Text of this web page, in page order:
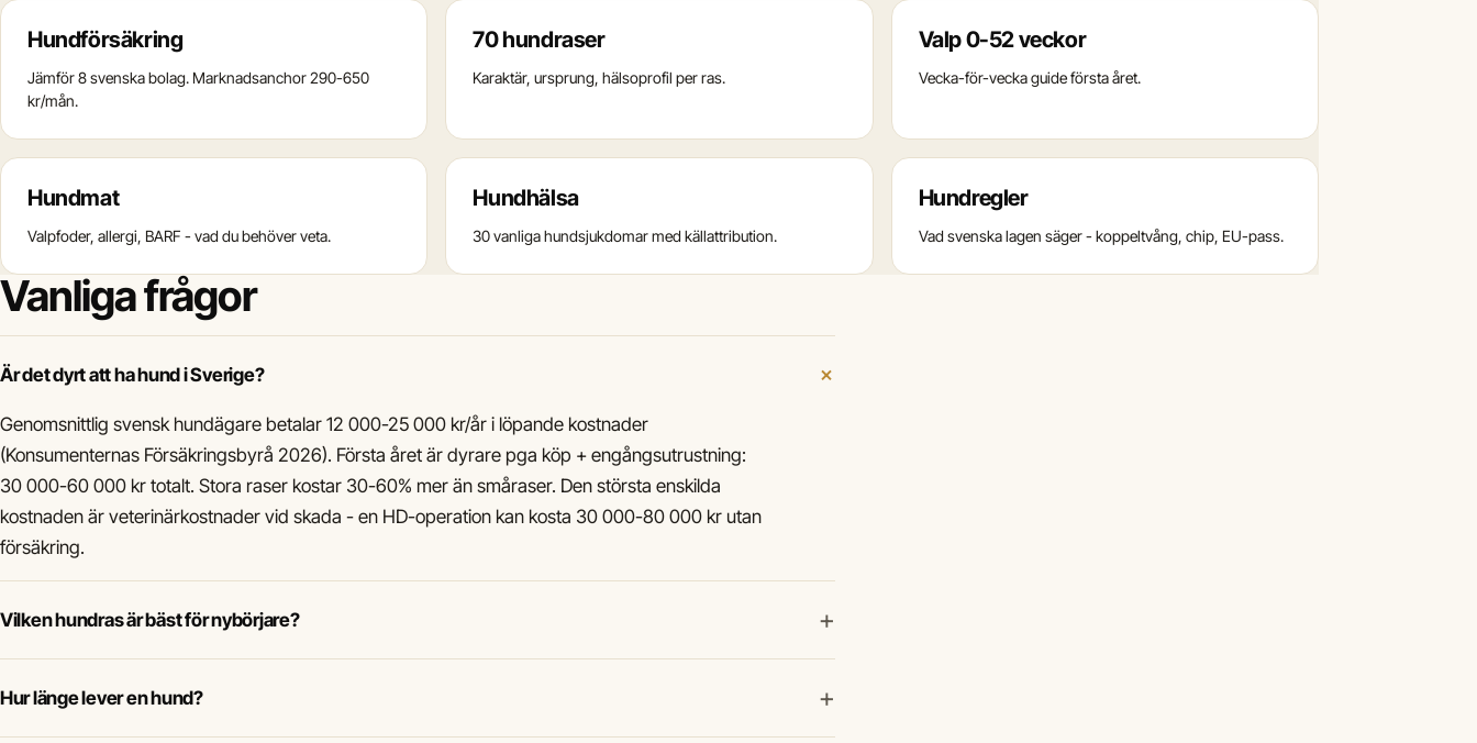
Hundförsäkring
Jämför 8 svenska bolag. Marknadsanchor 290-650
kr/mån.
70 hundraser
Karaktär, ursprung, hälsoprofil per ras.
Valp 0-52 veckor
Vecka-för-vecka guide första året.
Hundmat
Valpfoder, allergi, BARF - vad du behöver veta.
Hundhälsa
30 vanliga hundsjukdomar med källattribution.
Hundregler
Vad svenska lagen säger - koppeltvång, chip, EU-pass.
Vanliga frågor
Är det dyrt att ha hund i Sverige? +
Genomsnittlig svensk hundägare betalar 12 000-25 000 kr/år i löpande kostnader
(Konsumenternas Försäkringsbyrå 2026). Första året är dyrare pga köp + engångsutrustning:
30 000-60 000 kr totalt. Stora raser kostar 30-60% mer än småraser. Den största enskilda
kostnaden är veterinärkostnader vid skada - en HD-operation kan kosta 30 000-80 000 kr utan
försäkring.
Vilken hundras är bäst för nybörjare? +
Hur länge lever en hund? +